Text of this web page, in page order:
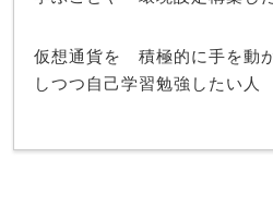
仮想通貨を 積極的に手を動
しつつ自己学習勉強したい人